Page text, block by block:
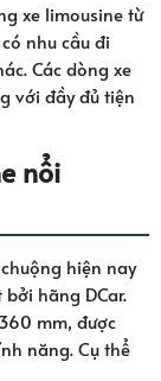
xe limousine từ
nhu cầu đi
Các dòng xe
với đầy đủ tiện
nổi
hiện nay
hãng DCar.
mm, được
năng. Cụ thể